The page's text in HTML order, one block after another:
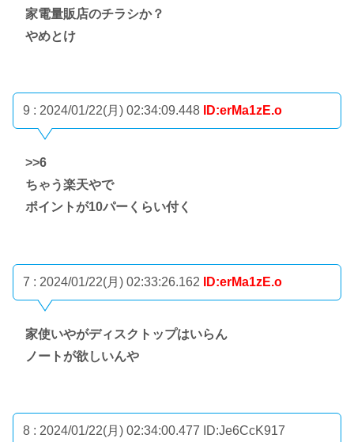
家電量販店のチラシか？
やめとけ
9 : 2024/01/22(月) 02:34:09.448 ID:erMa1zE.o
>>6
ちゃう楽天やで
ポイントが10パーくらい付く
7 : 2024/01/22(月) 02:33:26.162 ID:erMa1zE.o
家使いやがディスクトップはいらん
ノートが欲しいんや
8 : 2024/01/22(月) 02:34:00.477 ID:Je6CcK917